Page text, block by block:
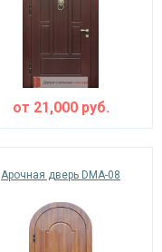
от 21,000руб.
Арочная дверь DMA-08